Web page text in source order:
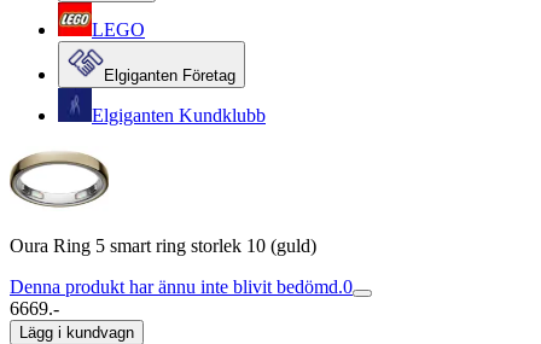
LEGO
Elgiganten Företag
Elgiganten Kundklubb
Oura Ring 5 smart ring storlek 10 (guld)
Denna produkt har ännu inte blivit bedömd.0
6669.-
Lägg i kundvagn